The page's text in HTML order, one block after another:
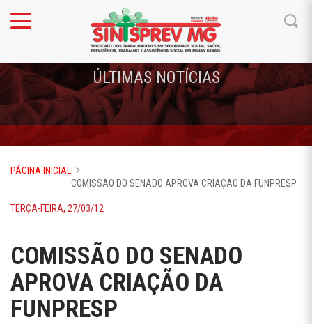
ÚLTIMAS NOTÍCIAS
PÁGINA INICIAL
COMISSÃO DO SENADO APROVA CRIAÇÃO DA FUNPRESP
TERÇA-FEIRA, 27/03/12
COMISSÃO DO SENADO
APROVA CRIAÇÃO DA
FUNPRESP